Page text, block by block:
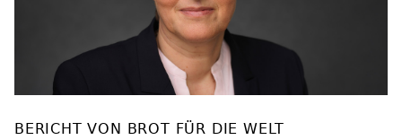
BERICHT VON BROT FÜR DIE WELT